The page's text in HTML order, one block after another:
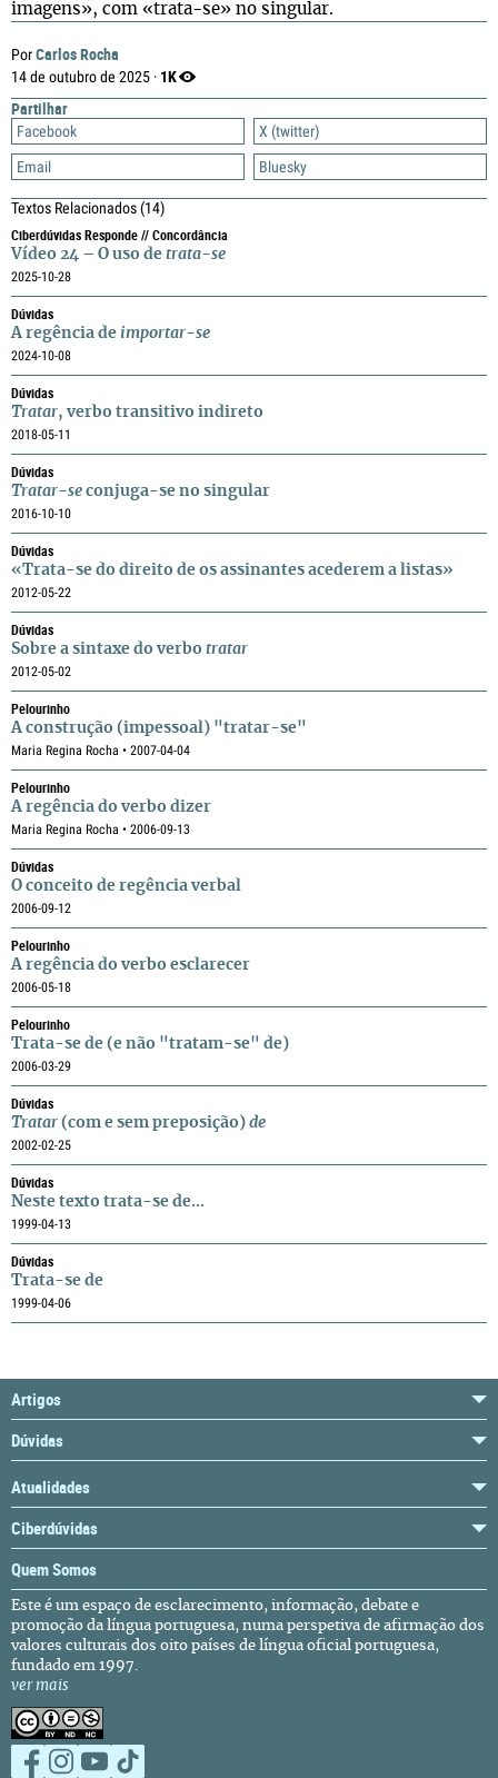
PorCarlos Rocha
14 de outubro de 2025 · 1K
Partilhar
Facebook
X (twitter)
Email
Bluesky
Textos Relacionados(14)
Ciberdúvidas Responde // Concordância
Vídeo 24 – O uso de trata-se
2025-10-28
Dúvidas
A regência de importar-se
2024-10-08
Dúvidas
Tratar, verbo transitivo indireto
2018-05-11
Dúvidas
Tratar-se conjuga-se no singular
2016-10-10
Dúvidas
«Trata-se do direito de os assinantes acederem a listas»
2012-05-22
Dúvidas
Sobre a sintaxe do verbo tratar
2012-05-02
Pelourinho
A construção (impessoal) "tratar-se"
Maria Regina Rocha • 2007-04-04
Pelourinho
A regência do verbo dizer
Maria Regina Rocha • 2006-09-13
Dúvidas
O conceito de regência verbal
2006-09-12
Pelourinho
A regência do verbo esclarecer
2006-05-18
Pelourinho
Trata-se de (e não "tratam-se" de)
2006-03-29
Dúvidas
Tratar (com e sem preposição) de
2002-02-25
Dúvidas
Neste texto trata-se de...
1999-04-13
Dúvidas
Trata-se de
1999-04-06
imagens», com «trata-se» no singular.
Artigos
Dúvidas
Atualidades
Ciberdúvidas
Quem Somos
Este é um espaço de esclarecimento, informação, debate e
promoção da língua portuguesa, numa perspetiva de afirmação dos
valores culturais dos oito países de língua oficial portuguesa,
fundado em 1997.
ver mais